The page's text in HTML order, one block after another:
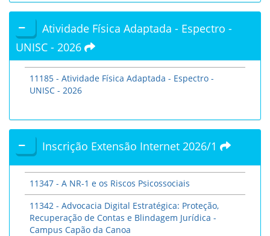
Atividade Física Adaptada - Espectro -
UNISC - 2026
11185 - Atividade Física Adaptada - Espectro -
UNISC - 2026
Inscrição Extensão Internet 2026/1
11347 - A NR-1 e os Riscos Psicossociais
11342 - Advocacia Digital Estratégica: Proteção,
Recuperação de Contas e Blindagem Jurídica -
Campus Capão da Canoa